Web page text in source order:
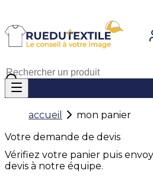
accueil
mon panier
Votre demande de devis
Vérifiez votre panier puis
devis à notre équipe.